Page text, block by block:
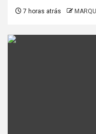
7 horas atrás